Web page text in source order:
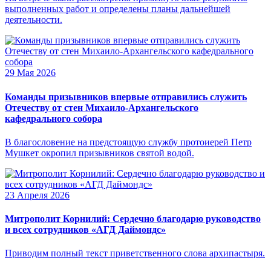
выполненных работ и определены планы дальнейшей
деятельности.
29 Мая 2026
Команды призывников впервые отправились служить
Отечеству от стен Михаило-Архангельского
кафедрального собора
В благословение на предстоящую службу протоиерей Петр
Мушкет окропил призывников святой водой.
23 Апреля 2026
Митрополит Корнилий: Сердечно благодарю руководство
и всех сотрудников «АГД Даймондс»
Приводим полный текст приветственного слова архипастыря.